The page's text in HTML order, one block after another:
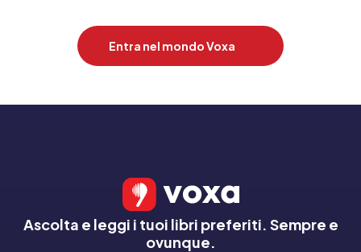
Entra nel mondo Voxa
Ascolta e leggi i tuoi libri preferiti. Sempre e
ovunque.